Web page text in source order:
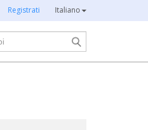
Registrati Italiano